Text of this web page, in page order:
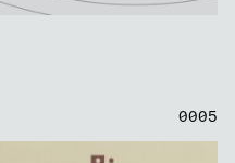
0005